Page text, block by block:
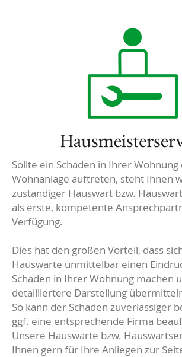
Sollte ein Schaden in Ihrer
Wohnanlage auftreten, steht Ihnen
zuständiger Hauswart bzw.
als erste, kompetente
Verfügung.
Dies hat den großen Vorteil, dass
Hauswarte unmittelbar einen
Schaden in Ihrer Wohnung machen
detailliertere Darstellung
So kann der Schaden zuverlässiger
ggf. eine entsprechende Firma
Unsere Hauswarte bzw.
Ihnen gern für Ihre Anliegen zur